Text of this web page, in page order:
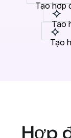
Tạo hợp
Tạo
Tạo
Hợp